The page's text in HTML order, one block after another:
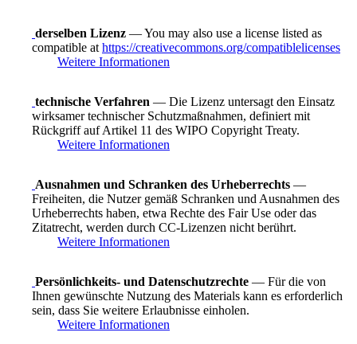
derselben Lizenz — You may also use a license listed as
compatible at https://creativecommons.org/compatiblelicenses
Weitere Informationen
technische Verfahren — Die Lizenz untersagt den Einsatz
wirksamer technischer Schutzmaßnahmen, definiert mit
Rückgriff auf Artikel 11 des WIPO Copyright Treaty.
Weitere Informationen
Ausnahmen und Schranken des Urheberrechts —
Freiheiten, die Nutzer gemäß Schranken und Ausnahmen des
Urheberrechts haben, etwa Rechte des Fair Use oder das
Zitatrecht, werden durch CC-Lizenzen nicht berührt.
Weitere Informationen
Persönlichkeits- und Datenschutzrechte — Für die von
Ihnen gewünschte Nutzung des Materials kann es erforderlich
sein, dass Sie weitere Erlaubnisse einholen.
Weitere Informationen